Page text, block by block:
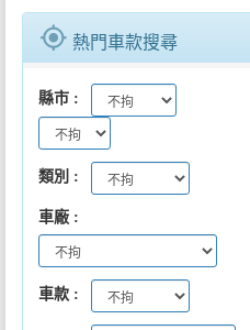
gps_fixed 熱門車款搜尋
縣市
類別
車廠
車款